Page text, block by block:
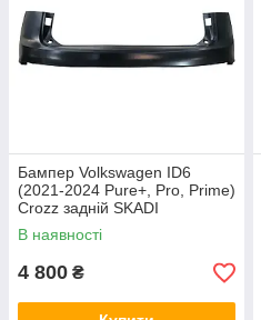
Бампер Volkswagen ID6
(2021-2024 Pure+, Pro, Prime)
Crozz задній SKADI
В наявності
4 800 ₴